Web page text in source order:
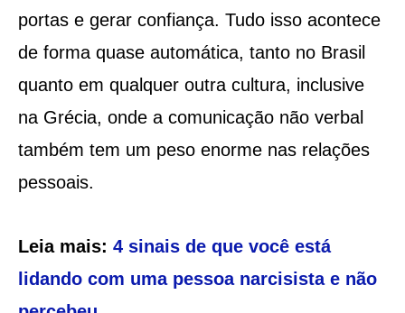
portas e gerar confiança. Tudo isso acontece
de forma quase automática, tanto no Brasil
quanto em qualquer outra cultura, inclusive
na Grécia, onde a comunicação não verbal
também tem um peso enorme nas relações
pessoais.
Leia mais: 4 sinais de que você está
lidando com uma pessoa narcisista e não